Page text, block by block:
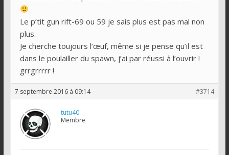
Le p’tit gun rift-69 ou 59 je sais plus est pas mal non
plus.
Je cherche toujours l’œuf, même si je pense qu’il est
dans le poulailler du spawn, j’ai par réussi à l’ouvrir !
grrgrrrrr !
7 septembre 2016 à 09:14 #3714
tutu40
Membre